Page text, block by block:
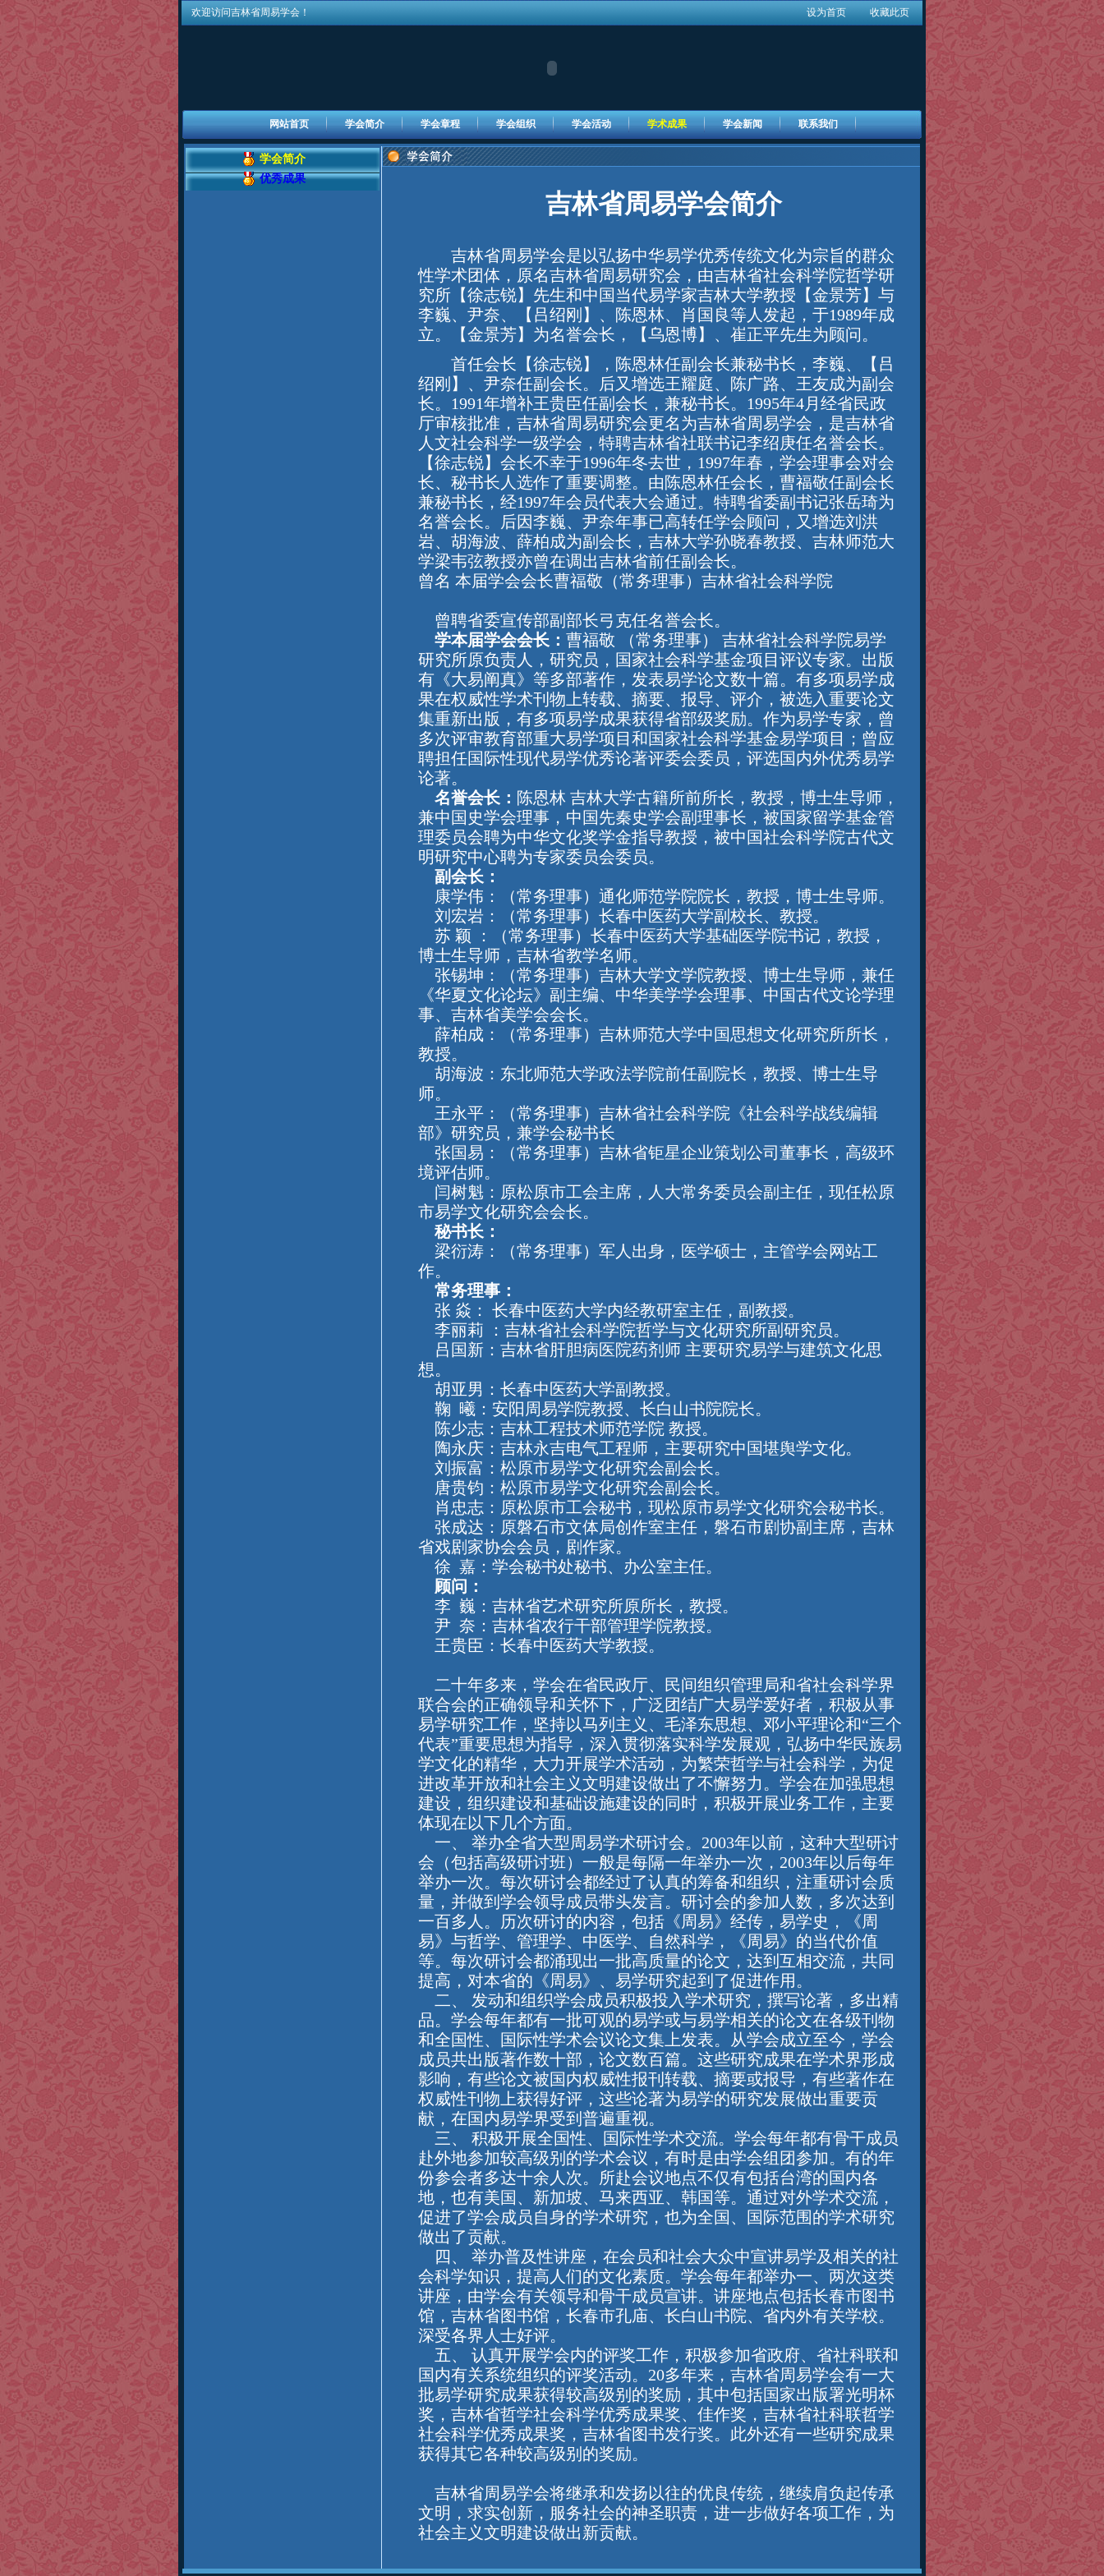
欢迎访问吉林省周易学会！ 设为首页 收藏此页
网站首页 学会简介 学会章程 学会组织 学会活动 学术成果 学会新闻 联系我们
学会简介
优秀成果
吉林省周易学会简介
吉林省周易学会是以弘扬中华易学优秀传统文化为宗旨的群众
性学术团体，原名吉林省周易研究会，由吉林省社会科学院哲学研
究所【徐志锐】先生和中国当代易学家吉林大学教授【金景芳】与
李巍、尹奈、【吕绍刚】、陈恩林、肖国良等人发起，于1989年成
立。【金景芳】为名誉会长，【乌恩博】、崔正平先生为顾问。
首任会长【徐志锐】，陈恩林任副会长兼秘书长，李巍、【吕
绍刚】、尹奈任副会长。后又增选王耀庭、陈广路、王友成为副会
长。1991年增补王贵臣任副会长，兼秘书长。1995年4月经省民政
厅审核批准，吉林省周易研究会更名为吉林省周易学会，是吉林省
人文社会科学一级学会，特聘吉林省社联书记李绍庚任名誉会长。
【徐志锐】会长不幸于1996年冬去世，1997年春，学会理事会对会
长、秘书长人选作了重要调整。由陈恩林任会长，曹福敬任副会长
兼秘书长，经1997年会员代表大会通过。特聘省委副书记张岳琦为
名誉会长。后因李巍、尹奈年事已高转任学会顾问，又增选刘洪
岩、胡海波、薛柏成为副会长，吉林大学孙晓春教授、吉林师范大
学梁韦弦教授亦曾在调出吉林省前任副会长。
曾名 本届学会会长曹福敬（常务理事）吉林省社会科学院
曾聘省委宣传部副部长弓克任名誉会长。
学本届学会会长： 曹福敬 （常务理事） 吉林省社会科学院易学
研究所原负责人，研究员，国家社会科学基金项目评议专家。出版
有《大易阐真》等多部著作，发表易学论文数十篇。有多项易学成
果在权威性学术刊物上转载、摘要、报导、评介，被选入重要论文
集重新出版，有多项易学成果获得省部级奖励。作为易学专家，曾
多次评审教育部重大易学项目和国家社会科学基金易学项目；曾应
聘担任国际性现代易学优秀论著评委会委员，评选国内外优秀易学
论著。
名誉会长： 陈恩林 吉林大学古籍所前所长，教授，博士生导师，
兼中国史学会理事，中国先秦史学会副理事长，被国家留学基金管
理委员会聘为中华文化奖学金指导教授，被中国社会科学院古代文
明研究中心聘为专家委员会委员。
副会长：
康学伟：（常务理事）通化师范学院院长，教授，博士生导师。
刘宏岩：（常务理事）长春中医药大学副校长、教授。
苏 颖 ：（常务理事）长春中医药大学基础医学院书记，教授，
博士生导师，吉林省教学名师。
张锡坤：（常务理事）吉林大学文学院教授、博士生导师，兼任
《华夏文化论坛》副主编、中华美学学会理事、中国古代文论学理
事、吉林省美学会会长。
薛柏成：（常务理事）吉林师范大学中国思想文化研究所所长，
教授。
胡海波：东北师范大学政法学院前任副院长，教授、博士生导
师。
王永平：（常务理事）吉林省社会科学院《社会科学战线编辑
部》研究员，兼学会秘书长
张国易：（常务理事）吉林省钜星企业策划公司董事长，高级环
境评估师。
闫树魁：原松原市工会主席，人大常务委员会副主任，现任松原
市易学文化研究会会长。
秘书长：
梁衍涛：（常务理事）军人出身，医学硕士，主管学会网站工
作。
常务理事：
张 焱： 长春中医药大学内经教研室主任，副教授。
李丽莉 ：吉林省社会科学院哲学与文化研究所副研究员。
吕国新：吉林省肝胆病医院药剂师 主要研究易学与建筑文化思
想。
胡亚男：长春中医药大学副教授。
鞠 曦：安阳周易学院教授、长白山书院院长。
陈少志：吉林工程技术师范学院 教授。
陶永庆：吉林永吉电气工程师，主要研究中国堪舆学文化。
刘振富：松原市易学文化研究会副会长。
唐贵钧：松原市易学文化研究会副会长。
肖忠志：原松原市工会秘书，现松原市易学文化研究会秘书长。
张成达：原磐石市文体局创作室主任，磐石市剧协副主席，吉林
省戏剧家协会会员，剧作家。
徐 嘉：学会秘书处秘书、办公室主任。
顾问：
李 巍：吉林省艺术研究所原所长，教授。
尹 奈：吉林省农行干部管理学院教授。
王贵臣：长春中医药大学教授。
二十年多来，学会在省民政厅、民间组织管理局和省社会科学界
联合会的正确领导和关怀下，广泛团结广大易学爱好者，积极从事
易学研究工作，坚持以马列主义、毛泽东思想、邓小平理论和“三个
代表”重要思想为指导，深入贯彻落实科学发展观，弘扬中华民族易
学文化的精华，大力开展学术活动，为繁荣哲学与社会科学，为促
进改革开放和社会主义文明建设做出了不懈努力。学会在加强思想
建设，组织建设和基础设施建设的同时，积极开展业务工作，主要
体现在以下几个方面。
一、 举办全省大型周易学术研讨会。2003年以前，这种大型研讨
会（包括高级研讨班）一般是每隔一年举办一次，2003年以后每年
举办一次。每次研讨会都经过了认真的筹备和组织，注重研讨会质
量，并做到学会领导成员带头发言。研讨会的参加人数，多次达到
一百多人。历次研讨的内容，包括《周易》经传，易学史，《周
易》与哲学、管理学、中医学、自然科学，《周易》的当代价值
等。每次研讨会都涌现出一批高质量的论文，达到互相交流，共同
提高，对本省的《周易》、易学研究起到了促进作用。
二、 发动和组织学会成员积极投入学术研究，撰写论著，多出精
品。学会每年都有一批可观的易学或与易学相关的论文在各级刊物
和全国性、国际性学术会议论文集上发表。从学会成立至今，学会
成员共出版著作数十部，论文数百篇。这些研究成果在学术界形成
影响，有些论文被国内权威性报刊转载、摘要或报导，有些著作在
权威性刊物上获得好评，这些论著为易学的研究发展做出重要贡
献，在国内易学界受到普遍重视。
三、 积极开展全国性、国际性学术交流。学会每年都有骨干成员
赴外地参加较高级别的学术会议，有时是由学会组团参加。有的年
份参会者多达十余人次。所赴会议地点不仅有包括台湾的国内各
地，也有美国、新加坡、马来西亚、韩国等。通过对外学术交流，
促进了学会成员自身的学术研究，也为全国、国际范围的学术研究
做出了贡献。
四、 举办普及性讲座，在会员和社会大众中宣讲易学及相关的社
会科学知识，提高人们的文化素质。学会每年都举办一、两次这类
讲座，由学会有关领导和骨干成员宣讲。讲座地点包括长春市图书
馆，吉林省图书馆，长春市孔庙、长白山书院、省内外有关学校。
深受各界人士好评。
五、 认真开展学会内的评奖工作，积极参加省政府、省社科联和
国内有关系统组织的评奖活动。20多年来，吉林省周易学会有一大
批易学研究成果获得较高级别的奖励，其中包括国家出版署光明杯
奖，吉林省哲学社会科学优秀成果奖、佳作奖，吉林省社科联哲学
社会科学优秀成果奖，吉林省图书发行奖。此外还有一些研究成果
获得其它各种较高级别的奖励。
吉林省周易学会将继承和发扬以往的优良传统，继续肩负起传承
文明，求实创新，服务社会的神圣职责，进一步做好各项工作，为
社会主义文明建设做出新贡献。